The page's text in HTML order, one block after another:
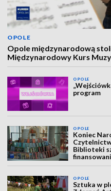
OPOLE
Opole międzynarodową
Międzynarodowy Kurs
OPOLE
program
OPOLE
Koniec
Biblioteki
OPOLE
Sztuka w